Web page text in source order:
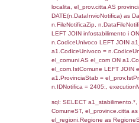
DI CUI
DELLA
SEZIONE L
INCIDENTALI